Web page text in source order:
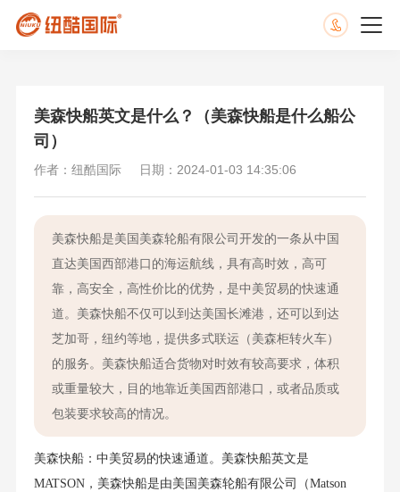
美森快船英文是什么？（美森快船是什么船公
司）
作者：纽酷国际 日期：2024-01-03 14:35:06
美森快船是美国美森轮船有限公司开发的一条从中国
直达美国西部港口的海运航线，具有高时效，高可
靠，高安全，高性价比的优势，是中美贸易的快速通
道。美森快船不仅可以到达美国长滩港，还可以到达
芝加哥，纽约等地，提供多式联运（美森柜转火车）
的服务。美森快船适合货物对时效有较高要求，体积
或重量较大，目的地靠近美国西部港口，或者品质或
包装要求较高的情况。
美森快船：中美贸易的快速通道。 美森快船英文是
MATSON，美森快船是由美国美森轮船有限公司（Matson